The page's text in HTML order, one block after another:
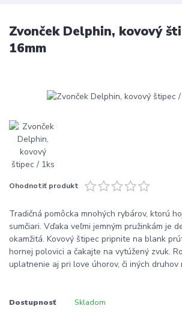
Zvonček Delphin, kovový
16mm
Ohodnotiť produkt
Tradičná pomôcka mnohých rybárov, ktorú
sumčiari. Vďaka veľmi jemným pružinkám je
okamžitá. Kovový štipec pripnite na blank
hornej polovici a čakajte na vytúžený zvuk.
uplatnenie aj pri love úhorov, či iných druhov
Dostupnosť Skladom